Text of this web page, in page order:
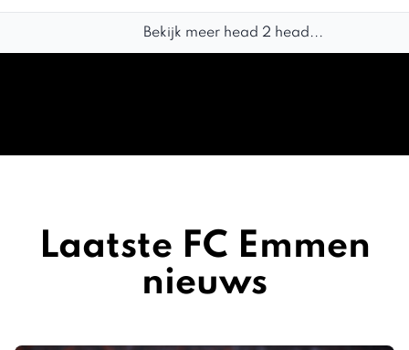
Bekijk meer head 2 head...
Laatste FC Emmen
nieuws